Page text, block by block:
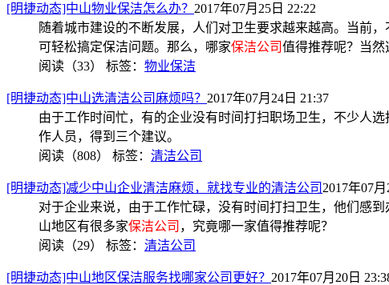
[明捷动态]中山物业保洁怎么办？ 2017年07月25日 22:22
随着城市建设的不断发展，人们对卫生要求越来越高。当前
可轻松搞定保洁问题。那么，哪家保洁公司值得推荐呢？当然
阅读（33） 标签： 物业保洁
[明捷动态]中山选清洁公司麻烦吗？ 2017年07月24日 21:37
由于工作时间忙，有的企业没有时间打扫职场卫生，不少人
作人员，得到三个建议。
阅读（808） 标签： 清洁公司
[明捷动态]减少中山企业清洁麻烦，就找专业的清洁公司 2017年07
对于企业来说，由于工作忙碌，没有时间打扫卫生，他们感
山地区有很多家保洁公司 ，究竟哪一家值得推荐呢？
阅读（29） 标签： 清洁公司
[明捷动态]中山地区保洁服务找哪家公司更好？ 2017年07月20日